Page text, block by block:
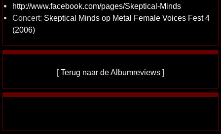
http://www.facebook.com/pages/Skeptical-Minds
Concert: Skeptical Minds op Metal Female Voices Fest 4
(2006)
[Terug naar de Albumreviews ]